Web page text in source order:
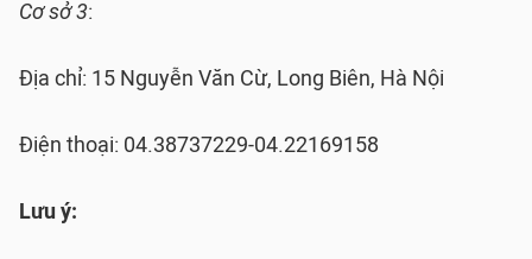
Cơ sở 3:
Địa chỉ: 15 Nguyễn Văn Cừ, Long Biên, Hà Nội
Điện thoại: 04.38737229-04.22169158
Lưu ý: